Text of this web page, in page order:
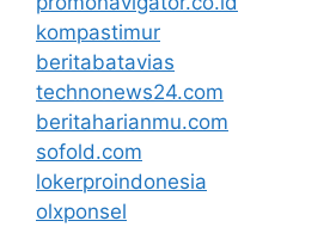
kompastimur
beritabatavias
technonews24.com
beritaharianmu.com
sofold.com
lokerproindonesia
olxponsel